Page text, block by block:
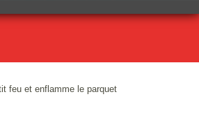
feu et enflamme le parquet